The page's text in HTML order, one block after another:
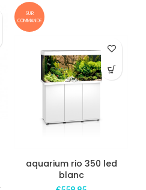
SUR
COMMANDE
aquarium rio 350 led
blanc